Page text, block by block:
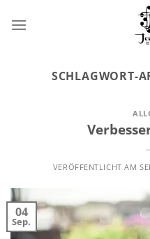
Inhalt
SCHLAGWORT-
VERÖFFENTLICHT AM
04
Sep.